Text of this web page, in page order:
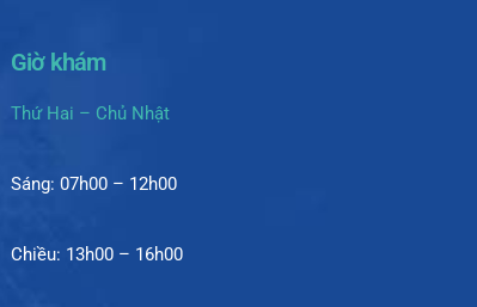
Giờ khám
Thứ Hai – Chủ Nhật
Sáng: 07h00 – 12h00
Chiều: 13h00 – 16h00